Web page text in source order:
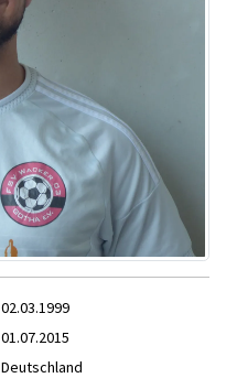
02.03.1999
01.07.2015
Deutschland